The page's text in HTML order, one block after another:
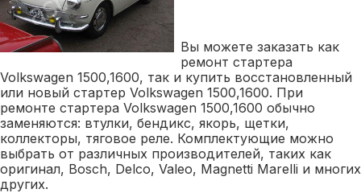
Вы можете заказать как
ремонт стартера
Volkswagen 1500,1600, так и купить восстановленный
или новый стартер Volkswagen 1500,1600. При
ремонте стартера Volkswagen 1500,1600 обычно
заменяются: втулки, бендикс, якорь, щетки,
коллекторы, тяговое реле. Комплектующие можно
выбрать от различных производителей, таких как
оригинал, Bosch, Delco, Valeo, Magnetti Marelli и многих
других.